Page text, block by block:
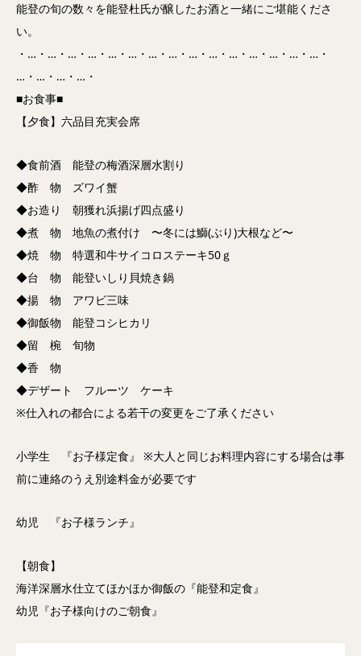
能登の旬の数々を能登杜氏が醸したお酒と一緒にご堪能くださ
い。
・…・…・…・…・…・…・…・…・…・…・…・…・…・…・…・
…・…・…・…・
■お食事■
【夕食】六品目充実会席
◆食前酒 能登の梅酒深層水割り
◆酢 物 ズワイ蟹
◆お造り 朝獲れ浜揚げ四点盛り
◆煮 物 地魚の煮付け 〜冬には鰤(ぶり)大根など〜
◆焼 物 特選和牛サイコロステーキ50ｇ
◆台 物 能登いしり貝焼き鍋
◆揚 物 アワビ三味
◆御飯物 能登コシヒカリ
◆留 椀 旬物
◆香 物
◆デザート フルーツ ケーキ
※仕入れの都合による若干の変更をご了承ください
小学生 『お子様定食』 ※大人と同じお料理内容にする場合は事
前に連絡のうえ別途料金が必要です
幼児 『お子様ランチ』
【朝食】
海洋深層水仕立てほかほか御飯の『能登和定食』
幼児『お子様向けのご朝食』